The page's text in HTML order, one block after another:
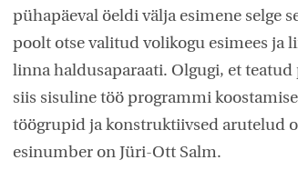
pühapäeval öeldi välja esimene selge
poolt otse valitud volikogu esimees
linna haldusaparaati. Olgugi, et
siis sisuline töö programmi
töögrupid ja konstruktiivsed arutelud
esinumber on Jüri-Ott Salm.